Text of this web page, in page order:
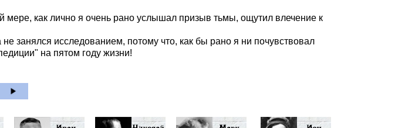
мере, как лично я очень рано услышал призыв тьмы, ощутил влечение к
занялся исследованием, потому что, как бы рано я ни почувствовал
на пятом году жизни!